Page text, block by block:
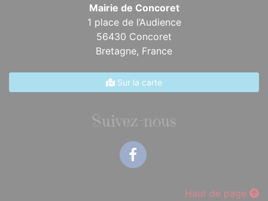
Mairie de Concoret
1 place de l’Audience
56430 Concoret
Bretagne, France
Sur la carte
Suivez-nous
Haut de page